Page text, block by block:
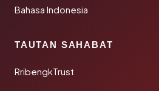
Bahasa Indonesia
TAUTAN SAHABAT
RribengkTrust